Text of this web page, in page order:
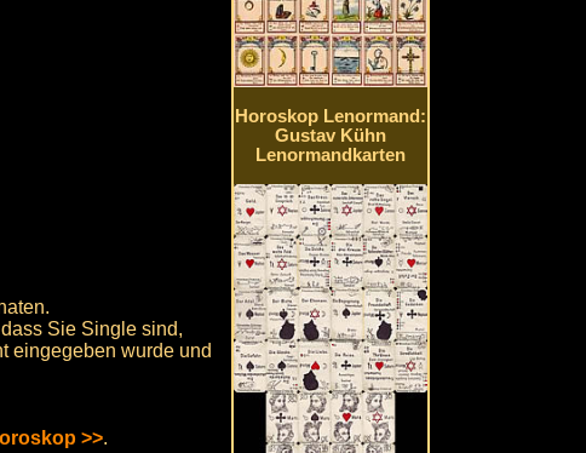
Sie Single sind,
eingegeben wurde und
>>.
Horoskop Lenormand:
Gustav Kühn
Lenormandkarten